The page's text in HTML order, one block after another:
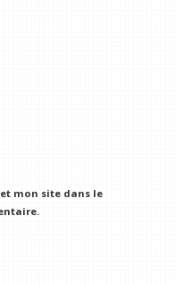
mon site dans le